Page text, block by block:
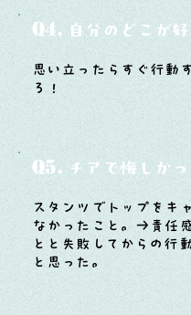
Q4. 自分のどこが好
思い立ったらすぐ行動
ろ！
Q5. チアで悔しか
スタンツでトップをキ
なかったこと。→責任
とと失敗してからの行
と思った。